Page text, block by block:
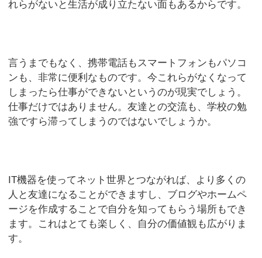
れらがないと生活が成り立たない面もあるからです。
言うまでもなく、携帯電話もスマートフォンもパソコ
ンも、非常に便利なものです。今これらがなくなって
しまったら仕事ができないというのが現実でしょう。
仕事だけではありません。友達との交流も、学校の勉
強ですら滞ってしまうのではないでしょうか。
IT機器を使ってネット世界とつながれば、より多くの
人と友達になることができますし、ブログやホームペ
ージを作成することで自分を知ってもらう場所もでき
ます。これはとても楽しく、自分の価値観も広がりま
す。